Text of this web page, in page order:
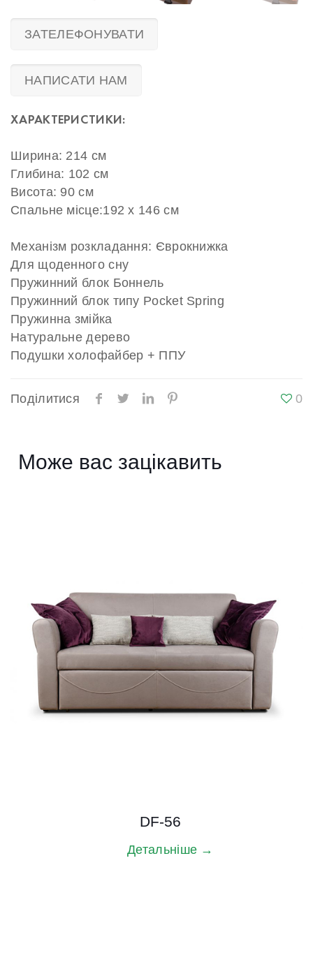
ЗАТЕЛЕФОНУВАТИ
НАПИСАТИ НАМ
ХАРАКТЕРИСТИКИ:
Ширина: 214 см
Глибина: 102 см
Висота: 90 см
Спальне місце:192 х 146 см
Механізм розкладання: Єврокнижка
Для щоденного сну
Пружинний блок Боннель
Пружинний блок типу Pocket Spring
Пружинна змійка
Натуральне дерево
Подушки холофайбер + ППУ
Поділитися 0
Може вас зацікавить
DF-56
Детальніше →